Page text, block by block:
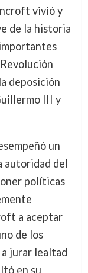
vivió y
de la historia
deposición
III y
un
autoridad del
políticas
a aceptar
de los
jurar lealtad
en su